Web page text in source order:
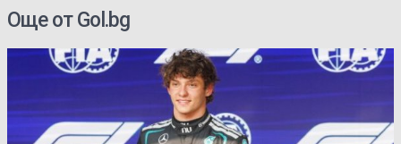
Още от Gol.bg